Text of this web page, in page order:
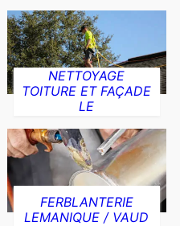
NETTOYAGE
TOITURE ET FAÇADE
LE
FERBLANTERIE
LEMANIQUE / VAUD